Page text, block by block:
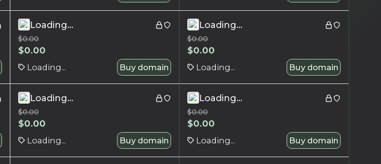
Loading...
$0.00
$0.00
Loading... Buy domain
Loading...
$0.00
$0.00
Loading... Buy domain
Loading...
$0.00
$0.00
Loading... Buy domain
Loading...
$0.00
$0.00
Loading... Buy domain